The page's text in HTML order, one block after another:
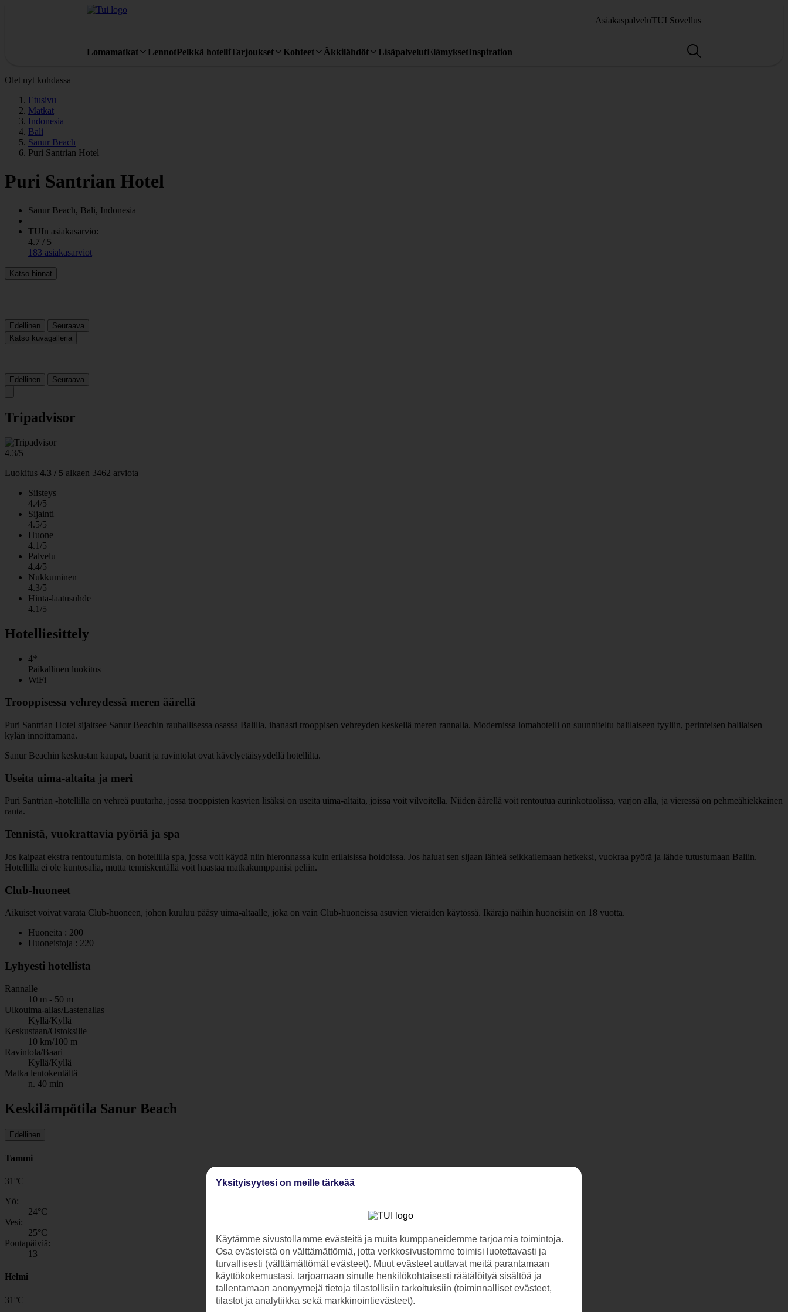
AsiakaspalveluTUI Sovellus
Lomamatkat LennotPelkkä hotelliTarjoukset Kohteet Äkkilähdöt LisäpalvelutElämyksetInspiration
Olet nyt kohdassa
Etusivu
Matkat
Indonesia
Bali
Sanur Beach
Puri Santrian Hotel
Puri Santrian Hotel
Sanur Beach, Bali, Indonesia
TUIn asiakasarvio:
4.7 / 5
183 asiakasarviot
Katso hinnat
Edellinen
Seuraava
Katso kuvagalleria
Edellinen Seuraava
Tripadvisor
4.3/5
Luokitus 4.3 / 5 alkaen 3462 arviota
Siisteys
4.4/5
Sijainti
4.5/5
Huone
4.1/5
Palvelu
4.4/5
Nukkuminen
4.3/5
Hinta-laatusuhde
4.1/5
Hotelliesittely
4*
Paikallinen luokitus
WiFi
Trooppisessa vehreydessä meren äärellä
Puri Santrian Hotel sijaitsee Sanur Beachin rauhallisessa osassa Balilla, ihanasti trooppisen vehreyden keskellä meren rannalla. Modernissa lomahotelli on suunniteltu balilaiseen tyyliin, perinteisen balilaisen
kylän innoittamana.
Sanur Beachin keskustan kaupat, baarit ja ravintolat ovat kävelyetäisyydellä hotellilta.
Useita uima-altaita ja meri
Puri Santrian -hotellilla on vehreä puutarha, jossa trooppisten kasvien lisäksi on useita uima-altaita, joissa voit vilvoitella. Niiden äärellä voit rentoutua aurinkotuolissa, varjon alla, ja vieressä on pehmeähiekkainen
ranta.
Tennistä, vuokrattavia pyöriä ja spa
Jos kaipaat ekstra rentoutumista, on hotellilla spa, jossa voit käydä niin hieronnassa kuin erilaisissa hoidoissa. Jos haluat sen sijaan lähteä seikkailemaan hetkeksi, vuokraa pyörä ja lähde tutustumaan Baliin.
Hotellilla ei ole kuntosalia, mutta tenniskentällä voit haastaa matkakumppanisi peliin.
Club-huoneet
Aikuiset voivat varata Club-huoneen, johon kuuluu pääsy uima-altaalle, joka on vain Club-huoneissa asuvien vieraiden käytössä. Ikäraja näihin huoneisiin on 18 vuotta.
Huoneita : 200
Huoneistoja : 220
Lyhyesti hotellista
Rannalle
10 m - 50 m
Ulkouima-allas/Lastenallas
Kyllä/Kyllä
Keskustaan/Ostoksille
10 km/100 m
Ravintola/Baari
Kyllä/Kyllä
Matka lentokentältä
n. 40 min
Keskilämpötila Sanur Beach
Edellinen
Tammi
31 °C
Yö:
24°C
Vesi:
25°C
Poutapäiviä:
13
Helmi
31 °C
Yksityisyytesi on meille tärkeää
Käytämme sivustollamme evästeitä ja muita kumppaneidemme tarjoamia toimintoja.
Osa evästeistä on välttämättömiä, jotta verkkosivustomme toimisi luotettavasti ja
turvallisesti (välttämättömät evästeet). Muut evästeet auttavat meitä parantamaan
käyttökokemustasi, tarjoamaan sinulle henkilökohtaisesti räätälöityä sisältöä ja
tallentamaan anonyymejä tietoja tilastollisiin tarkoituksiin (toiminnalliset evästeet,
tilastot ja analytiikka sekä markkinointievästeet).